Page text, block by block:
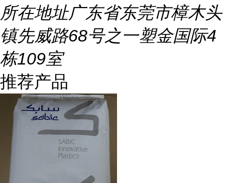
所在地址广东省东莞市樟木头
镇先威路68号之一塑金国际4
栋109室
推荐产品